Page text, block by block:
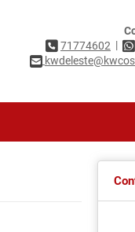
71774602 |